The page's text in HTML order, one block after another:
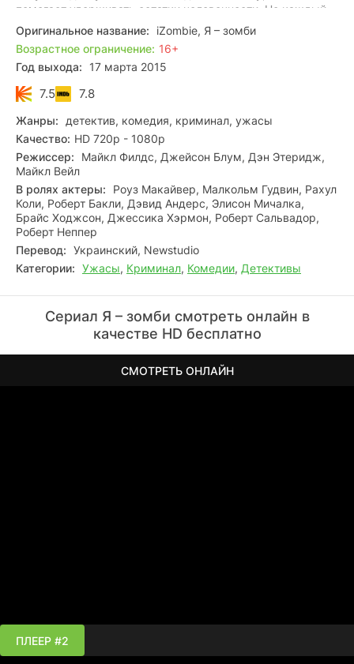
помогает удерживать остатки человечности. Но каждый
съеденный мозг приносит дар — воспоминания умершего.
Раскрыв свою тайну доктору, Оливия вместе с ним и
детективом Клайвом Бабино берётся распутывать
убийства.
Оригинальное название:
iZombie, Я – зомби
Возрастное ограничение: 16+
Год выхода:
17 марта 2015
7.5 7.8
Жанры:
детектив, комедия, криминал, ужасы
Качество: HD 720p - 1080p
Режиссер:
Майкл Филдс, Джейсон Блум, Дэн Этеридж,
Майкл Вейл
В ролях актеры:
Роуз Макайвер, Малкольм Гудвин, Рахул
Коли, Роберт Бакли, Дэвид Андерс, Элисон Мичалка,
Брайс Ходжсон, Джессика Хэрмон, Роберт Сальвадор,
Роберт Неппер
Перевод: Украинский, Newstudio
Категории: Ужасы, Криминал, Комедии, Детективы
Сериал Я – зомби смотреть онлайн в
качестве HD бесплатно
СМОТРЕТЬ ОНЛАЙН
ПЛЕЕР #2